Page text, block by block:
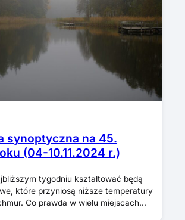
synoptyczna na 45.
(04-10.11.2024 r.)
tygodniu kształtować będą
które przyniosą niższe temperatury
Co prawda w wielu miejscach…